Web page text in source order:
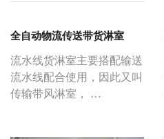
全自动物流传送带货淋室
流水线货淋室主要搭配输送
流水线配合使用，因此又叫
传输带风淋室， …